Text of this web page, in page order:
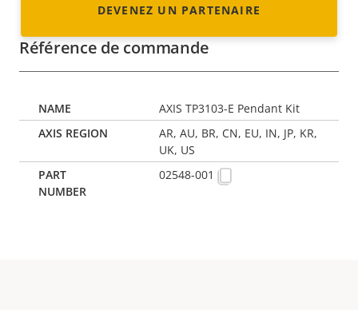
DEVENEZ UN PARTENAIRE
Référence de commande
AXIS TP3103-E Pendant Kit
AR, AU, BR, CN, EU, IN, JP, KR,
UK, US
02548-001